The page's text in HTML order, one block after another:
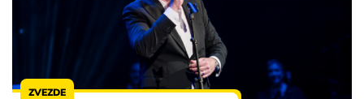
ZVEZDE